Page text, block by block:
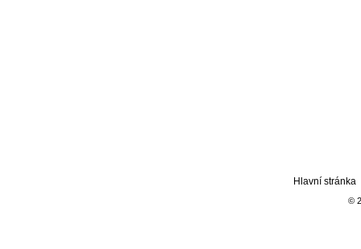
Hlavní stránka
©